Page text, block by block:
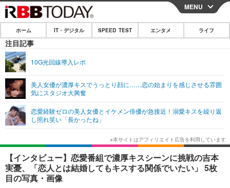
CLOSE
ホーム
IT・デジタル
ネタ
ショッピング その他
SPEED TEST
エンタメ
エンタメTOP
韓国・芸能
音楽 スポーツ
グラビア
ライフ
ライフTOP グルメ
ペット ショッピング
その他
リリース一覧
プッシュ通知の停止方法
MENU
ホーム IT・デジタル SPEED TEST エンタメ ライフ
注目記事
10G光回線導入レポ
美人女優が濃厚キスでうっとり顔に……恋の始まりを感じさせる雰囲
気にスタジオ大興奮
恋愛経験ゼロの美人女優とイケメン俳優が急接近！溺愛キスを繰り返
し照れ笑い「長かったね」
【インタビュー】恋愛番組で濃厚キスシーンに挑戦の吉本
実憂、「恋人とは結婚してもキスする関係でいたい」 5枚
目の写真・画像